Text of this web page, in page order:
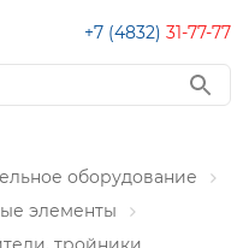
+7 (4832) 31-77-77
оборудование
элементы